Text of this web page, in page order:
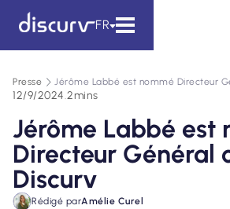
FR
Presse Jérôme Labbé est nommé Directeur
12/9/2024.2mins
Jérôme Labbé est
Directeur Général
Discurv
Rédigé parAmélie Curel